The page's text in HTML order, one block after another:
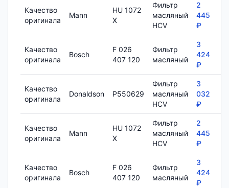
Качество
оригинала
Mann
HU 1072
X
Фильтр
масляный
HCV
2
445
₽
Качество
оригинала
Bosch
F 026
407 120
Фильтр
масляный
3
424
₽
Качество
оригинала
Donaldson P550629
Фильтр
масляный
HCV
3
032
₽
Качество
оригинала
Mann
HU 1072
X
Фильтр
масляный
HCV
2
445
₽
Качество
оригинала
Bosch
F 026
407 120
Фильтр
масляный
3
424
₽